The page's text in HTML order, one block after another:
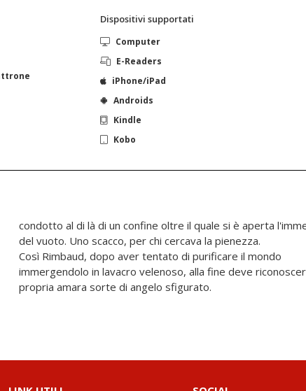
Dispositivi supportati
Computer
E-Readers
iPhone/iPad
Androids
Kindle
Kobo
condotto al di là di un confine oltre il quale si è aperta
del vuoto. Uno scacco, per chi cercava la pienezza.
Così Rimbaud, dopo aver tentato di purificare il mondo
immergendolo in lavacro velenoso, alla fine deve
propria amara sorte di angelo sfigurato.